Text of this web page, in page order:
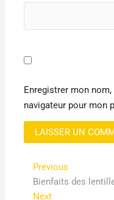
Enregistrer mon
navigateur pour mon
Navigation
de
PreviousPrevious
post:
Bienfaits des
NextNext